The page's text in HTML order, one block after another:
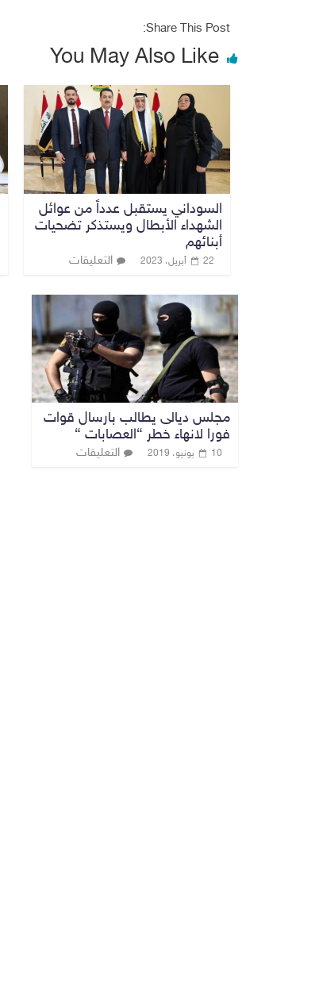
Share This Post:
You May Also Like
السوداني يستقبل عدداً من عوائل
الشهداء الأبطال ويستذكر تضحيات
أبنائهم
22 أبريل، 2023 التعليقات
مجلس ديالى يطالب بارسال قوات
فورا لانهاء خطر “العصابات “
10 يونيو، 2019 التعليقات